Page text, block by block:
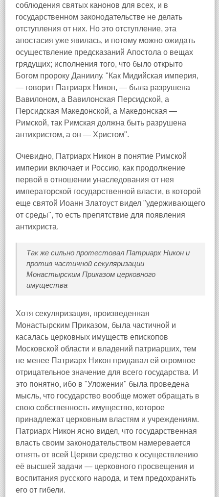
соблюдения святых канонов для всех, и в
государственном законодательстве не делать
отступления от них. Но это отступление, эта
апостасия уже явилась, и потому можно ожидать
осуществление предсказаний Апостола о вещах
грядущих; исполнения того, что было открыто
Богом пророку Даниилу. "Как Мидийская империя,
— говорит Патриарх Никон, — была разрушена
Вавилоном, а Вавилонская Персидской, а
Персидская Македонской, а Македонская —
Римской, так Римская должна быть разрушена
антихристом, а он — Христом".
Очевидно, Патриарх Никон в понятие Римской
империи включает и Россию, как продолжение
первой в отношении унаследования от нея
императорской государственной власти, в которой
еще святой Иоанн Златоуст видел "удерживающего
от среды", то есть препятствие для появления
антихриста.
Так же сильно протестовал Патриарх Никон и
против частичной секуляризации
Монастырским Приказом церковного
имущества
Хотя секуляризация, произведенная
Монастырским Приказом, была частичной и
касалась церковных имуществ епископов
Московской области и владений патриарших, тем
не менее Патриарх Никон придавал ей огромное
отрицательное значение для всего государства. И
это понятно, ибо в "Уложении" была проведена
мысль, что государство вообще может обращать в
свою собственность имущество, которое
принадлежат церковным властям и учреждениям.
Патриарх Никон ясно видел, что государственная
власть своим законодательством намеревается
отнять от всей Церкви средство к осуществлению
её высшей задачи — церковного просвещения и
воспитания русского народа, и тем предохранить
его от гибели.